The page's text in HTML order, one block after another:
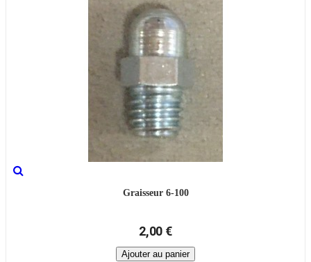
Graisseur 6-100
2,00 €
Ajouter au panier